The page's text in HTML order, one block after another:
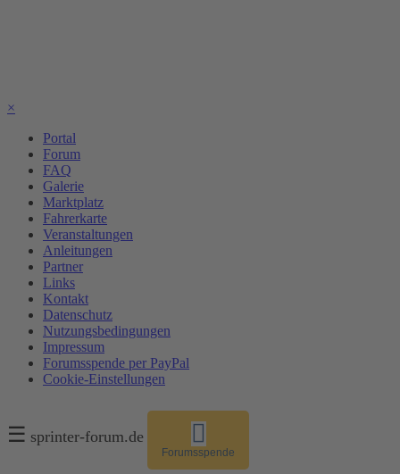
×
Portal
Forum
FAQ
Galerie
Marktplatz
Fahrerkarte
Veranstaltungen
Anleitungen
Partner
Links
Kontakt
Datenschutz
Nutzungsbedingungen
Impressum
Forumsspende per PayPal
Cookie-Einstellungen
☰ sprinter-forum.de
Forumsspende